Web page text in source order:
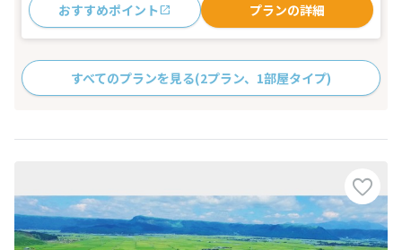
おすすめポイント プランの詳細
すべてのプランを見る(2プラン、1部屋タイプ)